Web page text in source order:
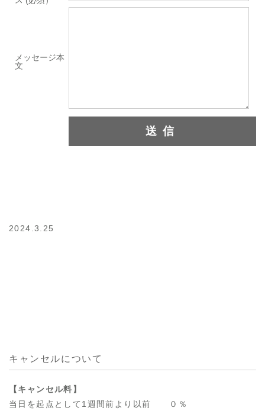
メッセージ本
文
2024.3.25
キャンセルについて
【キャンセル料】
当日を起点として1週間前より以前 ０％